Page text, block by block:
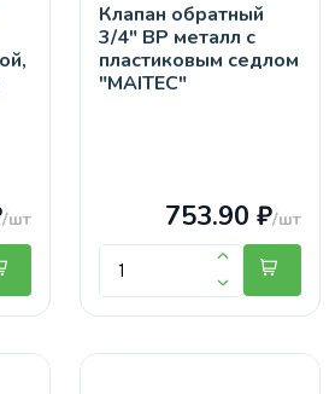
/шт
Клапан обратный
3/4" ВР металл с
пластиковым седлом
"MAITEC"
753.90 ₽/шт